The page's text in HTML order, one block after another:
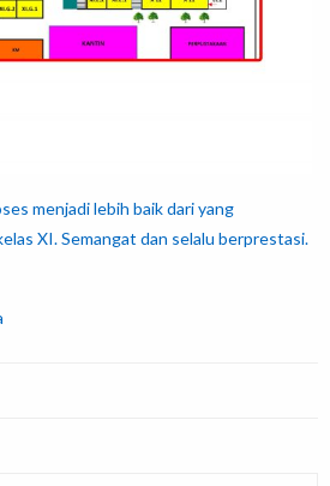
menjadi lebih baik dari yang
XI. Semangat dan selalu berprestasi.